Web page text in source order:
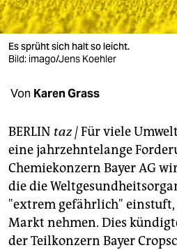
verlag
veranstaltungen
fragen & hilfe
unterstützen
abo
genossenschaft
epaper login
Es sprüht sich halt so leicht.
Bild: imago/Jens Koehler
Von Karen Grass
BERLIN taz |Für viele
eine jahrzehntelange
Chemiekonzern Bayer AG
die die
"extrem gefährlich" einstuft,
Markt nehmen. Dies
der Teilkonzern Bayer